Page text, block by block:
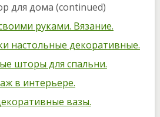
для дома (continued)
руками. Вязание.
настольные декоративные.
шторы для спальни.
в интерьере.
вазы.